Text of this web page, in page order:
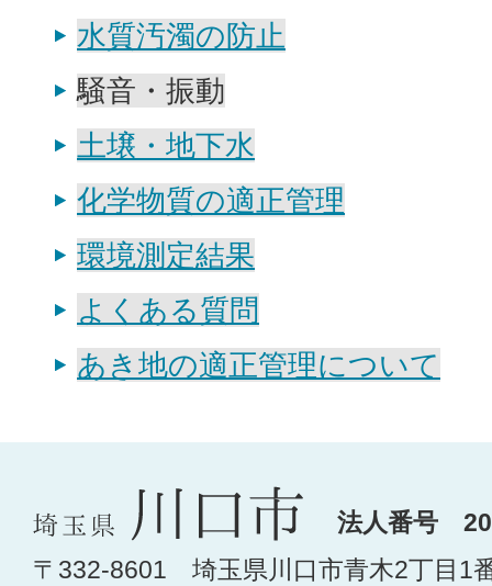
水質汚濁の防止
騒音・振動
土壌・地下水
化学物質の適正管理
環境測定結果
よくある質問
あき地の適正管理について
法人番号
〒332-8601 埼玉県川口市青木2丁目1